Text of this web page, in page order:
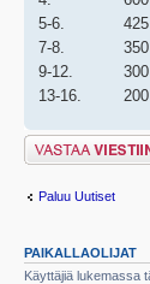
5-6.
7-8.
9-12.
13-16.
Lähetä vastaus
Paluu Uutiset
PAIKALLAOLIJAT
Käyttäjiä lukemassa